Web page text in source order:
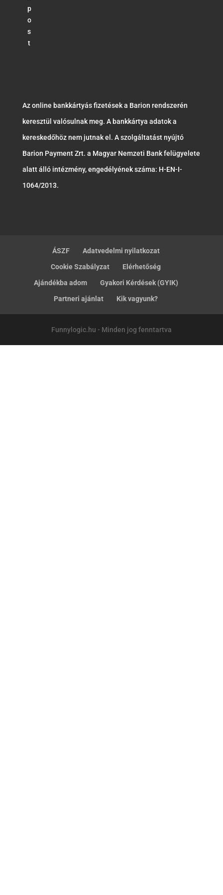
p
o
s
t
Az online bankkártyás fizetések a Barion rendszerén
keresztül valósulnak meg. A bankkártya adatok a
kereskedőhöz nem jutnak el. A szolgáltatást nyújtó
Barion Payment Zrt. a Magyar Nemzeti Bank felügyelete
alatt álló intézmény, engedélyének száma: H-EN-I-
1064/2013.
ÁSZF
Adatvedelmi nyilatkozat
Cookie Szabályzat
Elérhetőség
Ajándékba adom
Gyakori Kérdések (GYIK)
Partneri ajánlat
Kik vagyunk?
Funnylogic.hu - Minden jog fenntartva